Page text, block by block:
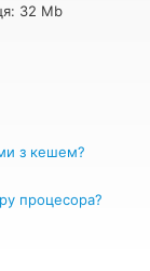
32 Mb
з кешем?
процесора?